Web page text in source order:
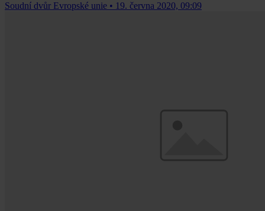
Soudní dvůr Evropské unie • 19. června 2020, 09:09